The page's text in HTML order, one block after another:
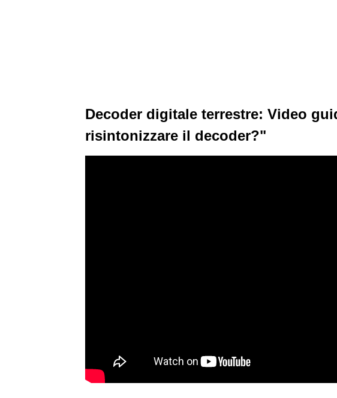
Decoder digitale terrestre: Video
risintonizzare il decoder?"